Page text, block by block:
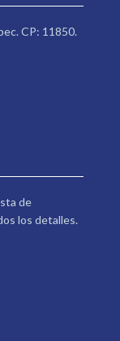
CP: 11850.
de
los detalles.